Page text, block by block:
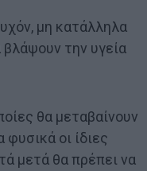
μη κατάλληλα
βλάψουν την υγεία
θα μεταβαίνουν
φυσικά οι ίδιες
μετά θα πρέπει να